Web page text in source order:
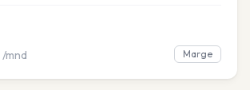
/mnd Marge